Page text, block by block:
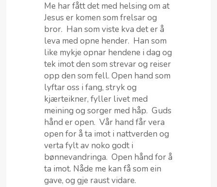
Me har fått det med helsing om at
Jesus er komen som frelsar og
bror. Han som viste kva det er å
leva med opne hender. Han som
like mykje opnar hendene i dag og
tek imot den som strevar og reiser
opp den som fell. Open hand som
lyftar oss i fang, stryk og
kjærteikner, fyller livet med
meining og sorger med håp. Guds
hånd er open. Vår hand får vera
open for å ta imot i nattverden og
verta fylt av noko godt i
bønnevandringa. Open hånd for å
ta imot. Nåde me kan få som ein
gave, og gje raust vidare.